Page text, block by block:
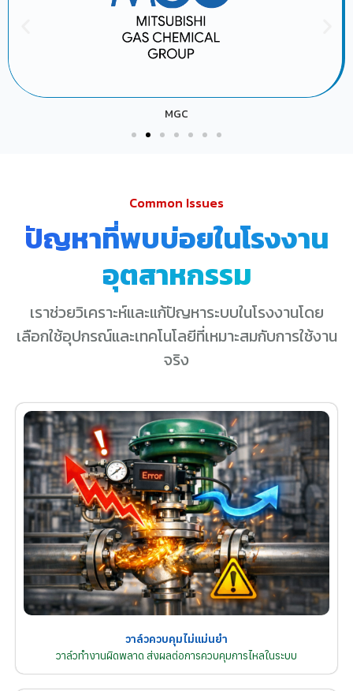
MGC
Common Issues
ปัญหาที่พบบ่อยในโรงงาน
อุตสาหกรรม
เราช่วยวิเคราะห์และแก้ปัญหาระบบในโรงงานโดย
เลือกใช้อุปกรณ์และเทคโนโลยีที่เหมาะสมกับการใช้งาน
จริง
วาล์วควบคุมไม่แม่นยำ
วาล์วทำงานผิดพลาด ส่งผลต่อการควบคุมการไหลในระบบ